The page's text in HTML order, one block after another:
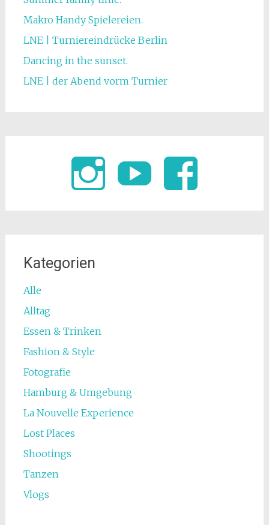
Makro Handy Spielereien.
LNE | Turniereindrücke Berlin
Dancing in the sunset.
LNE | der Abend vorm Turnier
Kategorien
Alle
Alltag
Essen & Trinken
Fashion & Style
Fotografie
Hamburg & Umgebung
La Nouvelle Experience
Lost Places
Shootings
Tanzen
Vlogs